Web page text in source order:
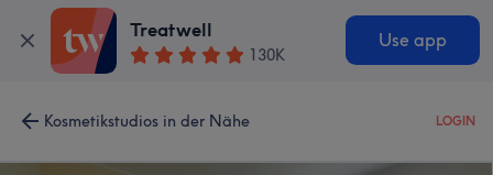
Treatwell
130K
Use app
Kosmetikstudios in der Nähe LOGIN